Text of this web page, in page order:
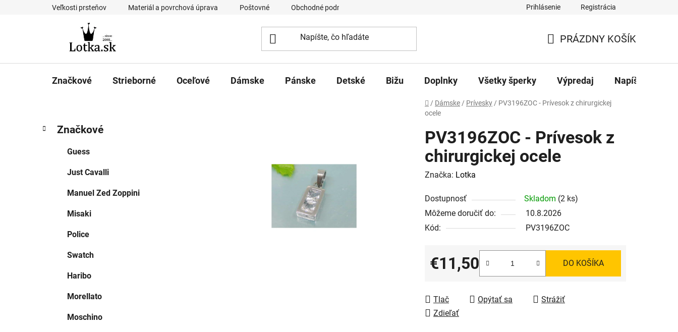
Veľkosti prsteňov Materiál a povrchová úprava Poštovné Obchodné podmienky Prihlásenie Registrácia
KOŠÍK
PRÁZDNY KOŠÍK
Značkové Strieborné Oceľové Dámske Pánske Detské Bižu Doplnky Všetky šperky Výpredaj Napíšte nám
Domov
/ Dámske / Prívesky / PV3196ZOC - Prívesok z chirurgickej
ocele
B
kategórie
a
Značkové
Guess
Just Cavalli
Manuel Zed Zoppini
Misaki
Police
Swatch
Haribo
Morellato
Moschino
PV3196ZOC - Prívesok z
chirurgickej ocele
Značka: Lotka
Dostupnosť Skladom (2 ks)
Môžeme doručiť do:
10.8.2026
Kód:
PV3196ZOC
€11,50
Jednotková cena:
DO KOŠÍKA
Tlač Opýtať sa
Strážiť
Zdieľať